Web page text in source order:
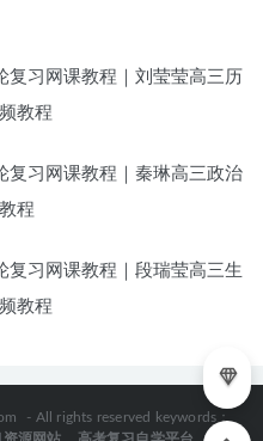
复习网课教程｜刘莹莹高三历
教程
复习网课教程｜秦琳高三政治
程
复习网课教程｜段瑞莹高三生
教程
- All rights reserved keywords：